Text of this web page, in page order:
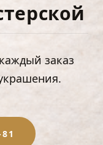
заказ